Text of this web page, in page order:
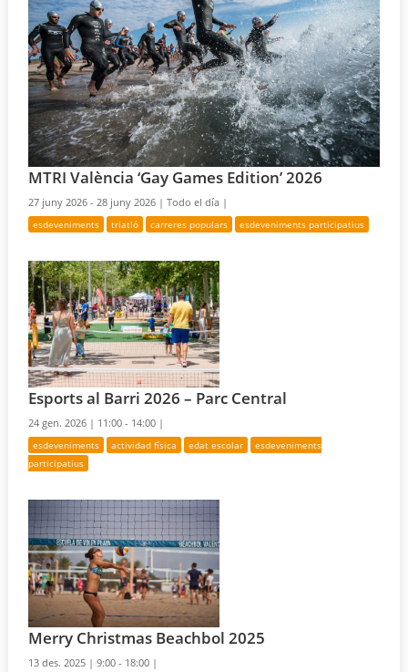
MTRI València ‘Gay Games Edition’ 2026
27 juny 2026 - 28 juny 2026 |Todo el día |
esdeveniments triatló carreres populars esdeveniments participatius
Esports al Barri 2026 – Parc Central
24 gen. 2026 | 11:00 - 14:00 |
esdeveniments actividad física edat escolar
esdeveniments
participatius
Merry Christmas Beachbol 2025
13 des. 2025 |9:00 - 18:00 |